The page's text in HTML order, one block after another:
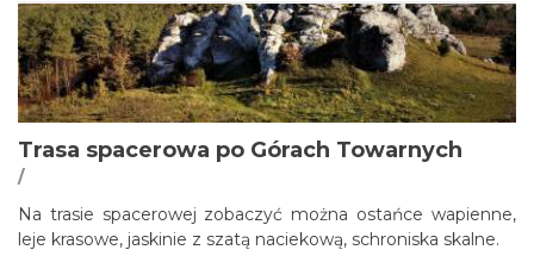
Trasa spacerowa po Górach Towarnych
/
Na trasie spacerowej zobaczyć można ostańce wapienne,
leje krasowe, jaskinie z szatą naciekową, schroniska skalne.